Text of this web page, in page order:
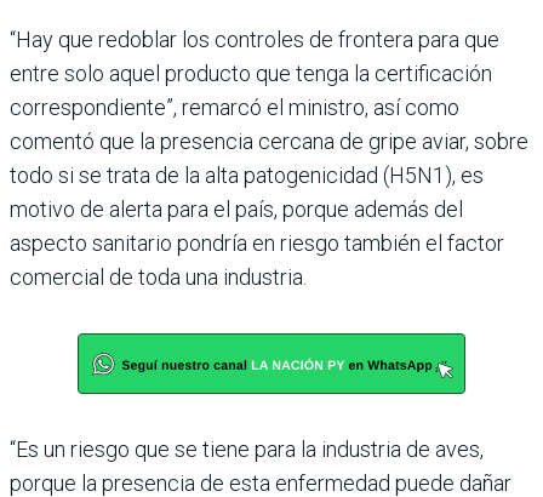
“Hay que redoblar los controles de frontera para que
entre solo aquel producto que tenga la certificación
correspondiente”, remarcó el ministro, así como
comentó que la presencia cercana de gripe aviar, sobre
todo si se trata de la alta patogenicidad (H5N1), es
motivo de alerta para el país, porque además del
aspecto sanitario pondría en riesgo también el factor
comercial de toda una industria.
“Es un riesgo que se tiene para la industria de aves,
porque la presencia de esta enfermedad puede dañar